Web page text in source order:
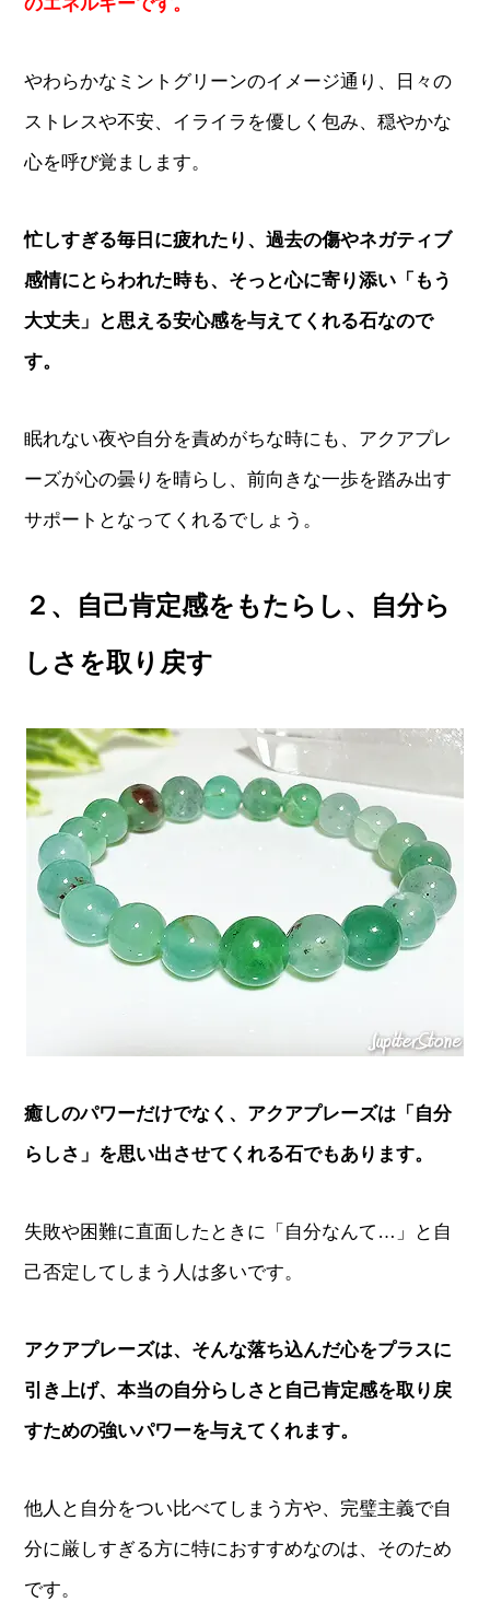
やわらかなミントグリーンのイメージ通り、日々の
ストレスや不安、イライラを優しく包み、穏やかな
心を呼び覚まします。
忙しすぎる毎日に疲れたり、過去の傷やネガティブ
感情にとらわれた時も、そっと心に寄り添い「もう
大丈夫」と思える安心感を与えてくれる石なので
す。
眠れない夜や自分を責めがちな時にも、アクアプレ
ーズが心の曇りを晴らし、前向きな一歩を踏み出す
サポートとなってくれるでしょう。
２、自己肯定感をもたらし、自分ら
しさを取り戻す
癒しのパワーだけでなく、アクアプレーズは「自分
らしさ」を思い出させてくれる石でもあります。
失敗や困難に直面したときに「自分なんて…」と自
己否定してしまう人は多いです。
アクアプレーズは、そんな落ち込んだ心をプラスに
引き上げ、本当の自分らしさと自己肯定感を取り戻
すための強いパワーを与えてくれます。
他人と自分をつい比べてしまう方や、完璧主義で自
分に厳しすぎる方に特におすすめなのは、そのため
です。